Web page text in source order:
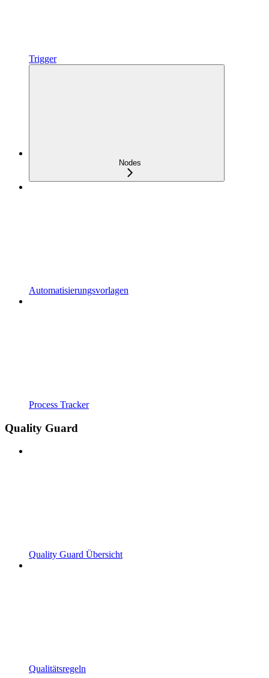
Trigger
Nodes
Automatisierungsvorlagen
Process Tracker
Quality Guard
Quality Guard Übersicht
Qualitätsregeln